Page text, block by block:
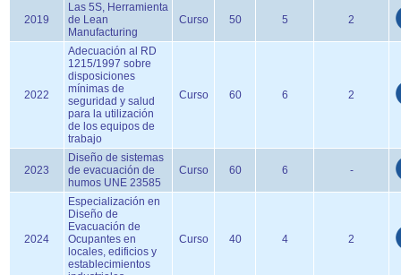
2019
Las 5S, Herramienta
de Lean
Manufacturing
Curso 50 5 2
2022
Adecuación al RD
1215/1997 sobre
disposiciones
mínimas de
seguridad y salud
para la utilización
de los equipos de
trabajo
Curso 60 6 2
2023
Diseño de sistemas
de evacuación de
humos UNE 23585
Curso 60 6 -
2024
Especialización en
Diseño de
Evacuación de
Ocupantes en
locales, edificios y
establecimientos
Curso 40 4 2